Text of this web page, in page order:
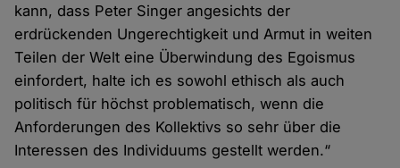
kann, dass Peter Singer angesichts der
erdrückenden Ungerechtigkeit und Armut in weiten
Teilen der Welt eine Überwindung des Egoismus
einfordert, halte ich es sowohl ethisch als auch
politisch für höchst problematisch, wenn die
Anforderungen des Kollektivs so sehr über die
Interessen des Individuums gestellt werden.“